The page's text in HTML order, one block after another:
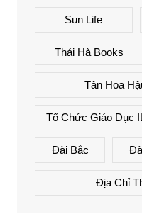
Sun Life
Thái Hà Books
Tân Hoa
Tổ Chức Giáo Dục
Đài Bắc
Địa Chỉ